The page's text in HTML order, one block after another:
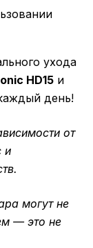
ухода
HD15 и
день!
от
и
могут не
— это не